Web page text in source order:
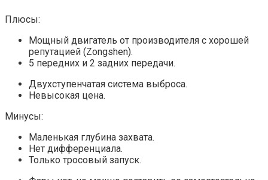
Плюсы:
Мощный двигатель от производителя с хорошей
репутацией (Zongshen).
5 передних и 2 задних передачи.
Двухступенчатая система выброса.
Невысокая цена.
Минусы:
Маленькая глубина захвата.
Нет дифференциала.
Только тросовый запуск.